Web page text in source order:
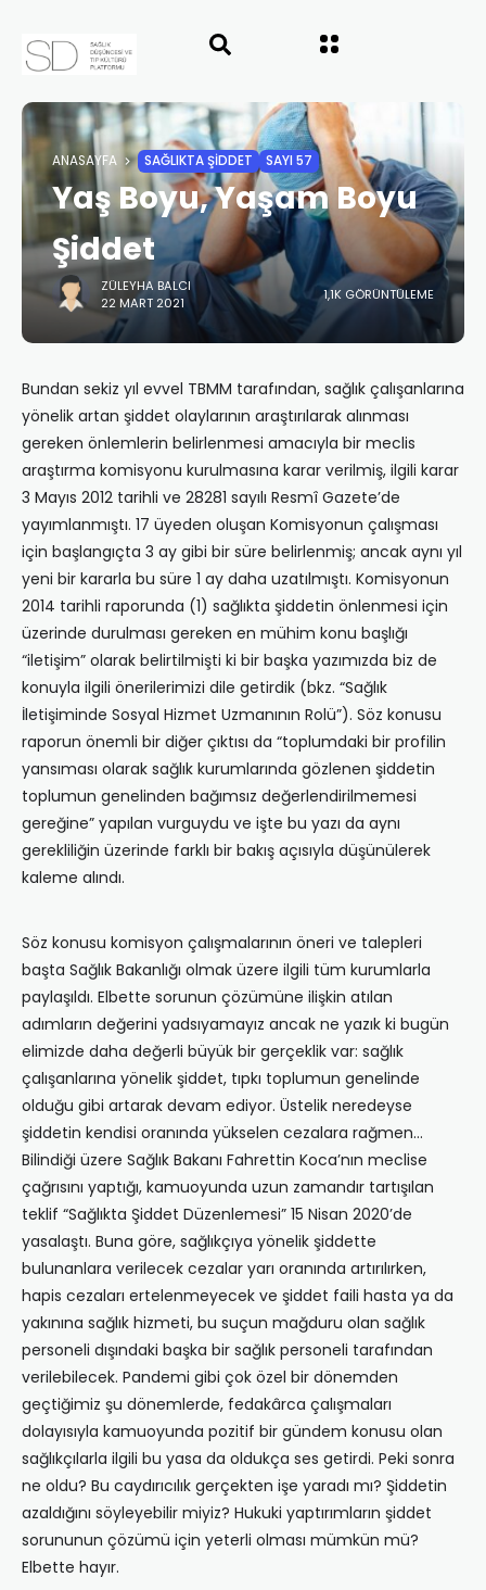
ANASAYFA SAĞLIKTA ŞİDDET SAYI 57
Yaş Boyu, Yaşam Boyu
Şiddet
ZÜLEYHA BALCI
22 MART 2021
1,1K GÖRÜNTÜLEME
Bundan sekiz yıl evvel TBMM tarafından, sağlık çalışanlarına
yönelik artan şiddet olaylarının araştırılarak alınması
gereken önlemlerin belirlenmesi amacıyla bir meclis
araştırma komisyonu kurulmasına karar verilmiş, ilgili karar
3 Mayıs 2012 tarihli ve 28281 sayılı Resmî Gazete’de
yayımlanmıştı. 17 üyeden oluşan Komisyonun çalışması
için başlangıçta 3 ay gibi bir süre belirlenmiş; ancak aynı yıl
yeni bir kararla bu süre 1 ay daha uzatılmıştı. Komisyonun
2014 tarihli raporunda (1) sağlıkta şiddetin önlenmesi için
üzerinde durulması gereken en mühim konu başlığı
“iletişim” olarak belirtilmişti ki bir başka yazımızda biz de
konuyla ilgili önerilerimizi dile getirdik (bkz. “Sağlık
İletişiminde Sosyal Hizmet Uzmanının Rolü”). Söz konusu
raporun önemli bir diğer çıktısı da “toplumdaki bir profilin
yansıması olarak sağlık kurumlarında gözlenen şiddetin
toplumun genelinden bağımsız değerlendirilmemesi
gereğine” yapılan vurguydu ve işte bu yazı da aynı
gerekliliğin üzerinde farklı bir bakış açısıyla düşünülerek
kaleme alındı.
Söz konusu komisyon çalışmalarının öneri ve talepleri
başta Sağlık Bakanlığı olmak üzere ilgili tüm kurumlarla
paylaşıldı. Elbette sorunun çözümüne ilişkin atılan
adımların değerini yadsıyamayız ancak ne yazık ki bugün
elimizde daha değerli büyük bir gerçeklik var: sağlık
çalışanlarına yönelik şiddet, tıpkı toplumun genelinde
olduğu gibi artarak devam ediyor. Üstelik neredeyse
şiddetin kendisi oranında yükselen cezalara rağmen…
Bilindiği üzere Sağlık Bakanı Fahrettin Koca’nın meclise
çağrısını yaptığı, kamuoyunda uzun zamandır tartışılan
teklif “Sağlıkta Şiddet Düzenlemesi” 15 Nisan 2020’de
yasalaştı. Buna göre, sağlıkçıya yönelik şiddette
bulunanlara verilecek cezalar yarı oranında artırılırken,
hapis cezaları ertelenmeyecek ve şiddet faili hasta ya da
yakınına sağlık hizmeti, bu suçun mağduru olan sağlık
personeli dışındaki başka bir sağlık personeli tarafından
verilebilecek. Pandemi gibi çok özel bir dönemden
geçtiğimiz şu dönemlerde, fedakârca çalışmaları
dolayısıyla kamuoyunda pozitif bir gündem konusu olan
sağlıkçılarla ilgili bu yasa da oldukça ses getirdi. Peki sonra
ne oldu? Bu caydırıcılık gerçekten işe yaradı mı? Şiddetin
azaldığını söyleyebilir miyiz? Hukuki yaptırımların şiddet
sorununun çözümü için yeterli olması mümkün mü?
Elbette hayır.